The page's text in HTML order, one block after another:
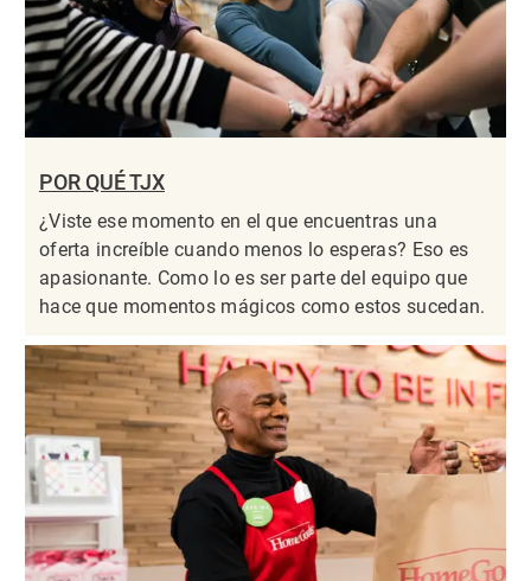
POR QUÉ TJX
¿Viste ese momento en el que encuentras una
oferta increíble cuando menos lo esperas? Eso es
apasionante. Como lo es ser parte del equipo que
hace que momentos mágicos como estos sucedan.